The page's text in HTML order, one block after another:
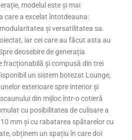
modelul este și mai
care a excelat întotdeauna:
și versatilitatea sa.
iar cei care au făcut asta au
deosebire de generația
fracționabilă și compusă din trei
un sistem botezat Lounge,
exterioare spre interior și
din mijloc într-o cotieră
cu posibilitatea de culisare a
mm și cu rabatarea spătarelor cu
obținem un spațiu în care doi